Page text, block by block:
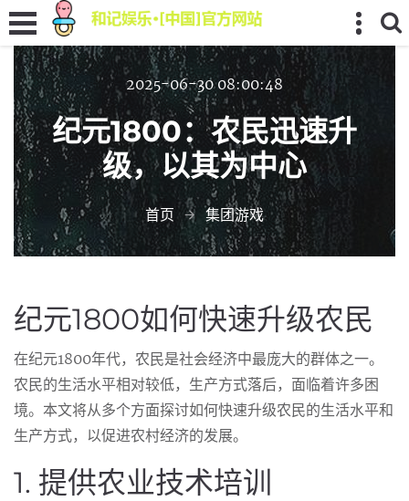
2025-06-30 08:00:48
纪元1800：农民迅速升
级，以其为中心
首页 集团游戏
纪元1800如何快速升级农民
在纪元1800年代，农民是社会经济中最庞大的群体之一。
农民的生活水平相对较低，生产方式落后，面临着许多困
境。本文将从多个方面探讨如何快速升级农民的生活水平和
生产方式，以促进农村经济的发展。
1. 提供农业技术培训